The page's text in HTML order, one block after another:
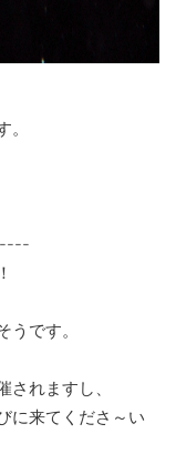
です。
れますし、
に来てくださ～い